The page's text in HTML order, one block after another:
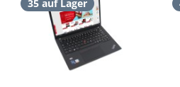
35 auf Lager